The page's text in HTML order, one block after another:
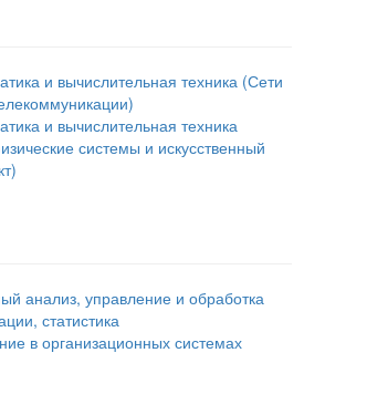
и вычислительная техника (Сети
и вычислительная техника
системы и искусственный
анализ, управление и обработка
статистика
в организационных системах